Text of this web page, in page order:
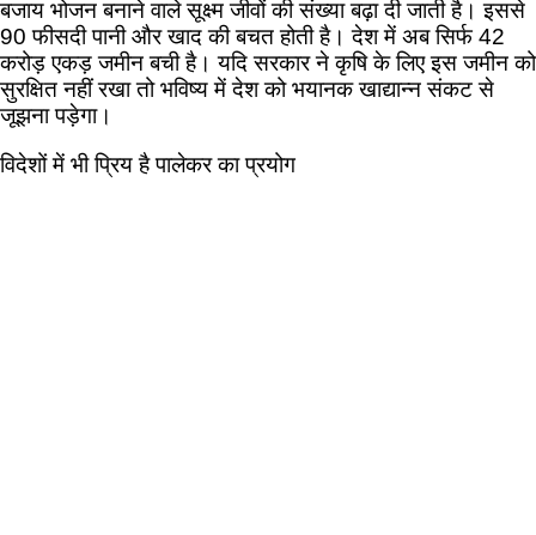
बजाय भोजन बनाने वाले सूक्ष्म जीवों की संख्या बढ़ा दी जाती है। इससे
90 फीसदी पानी और खाद की बचत होती है। देश में अब सिर्फ 42
करोड़ एकड़ जमीन बची है। यदि सरकार ने कृषि के लिए इस जमीन को
सुरक्षित नहीं रखा तो भविष्य में देश को भयानक खाद्यान्न संकट से
जूझना पड़ेगा।
विदेशों में भी प्रिय है पालेकर का प्रयोग